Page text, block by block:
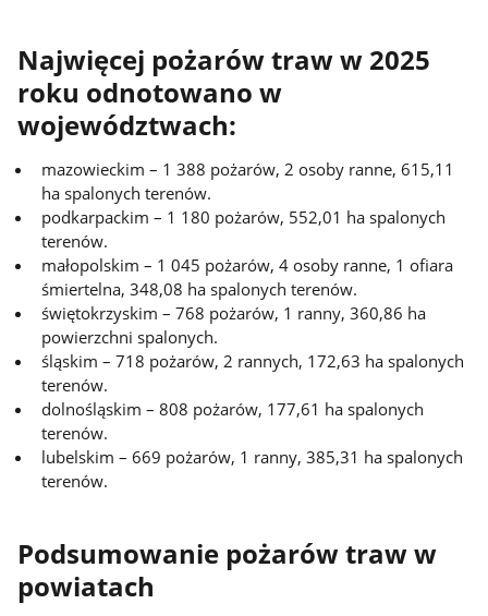
Najwięcej pożarów traw w 2025
roku odnotowano w
województwach:
mazowieckim – 1 388 pożarów, 2 osoby ranne, 615,11
ha spalonych terenów.
podkarpackim – 1 180 pożarów, 552,01 ha spalonych
terenów.
małopolskim – 1 045 pożarów, 4 osoby ranne, 1 ofiara
śmiertelna, 348,08 ha spalonych terenów.
świętokrzyskim – 768 pożarów, 1 ranny, 360,86 ha
powierzchni spalonych.
śląskim – 718 pożarów, 2 rannych, 172,63 ha spalonych
terenów.
dolnośląskim – 808 pożarów, 177,61 ha spalonych
terenów.
lubelskim – 669 pożarów, 1 ranny, 385,31 ha spalonych
terenów.
Podsumowanie pożarów traw w
powiatach